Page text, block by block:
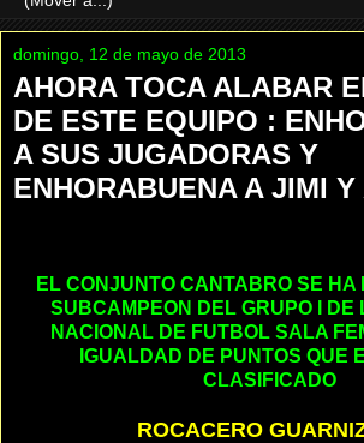
domingo, 12 de mayo de 2013
AHORA TOCA ALABAR
DE ESTE EQUIPO :
A SUS JUGADORAS Y
ENHORABUENA A JIMI Y
EL CONJUNTO CANTABRO SE HA
SUBCAMPEON DEL GRUPO I DE
NACIONAL DE FUTBOL SALA
IGUALDAD DE PUNTOS QUE
CLASIFICADO
ROCACERO